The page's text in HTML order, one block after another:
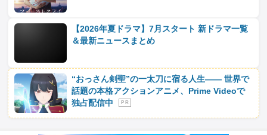
【2026年夏ドラマ】7月スタート 新ドラマ一覧
＆最新ニュースまとめ
“おっさん剣聖”の一太刀に宿る人生―― 世界で
話題の本格アクションアニメ、Prime Videoで
独占配信中
P R